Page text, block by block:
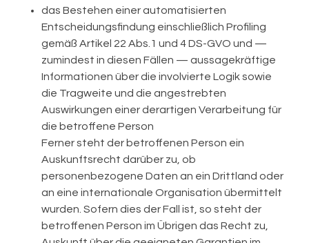
das Bestehen einer automatisierten
Entscheidungsfindung einschließlich Profiling
gemäß Artikel 22 Abs.1 und 4 DS-GVO und —
zumindest in diesen Fällen — aussagekräftige
Informationen über die involvierte Logik sowie
die Tragweite und die angestrebten
Auswirkungen einer derartigen Verarbeitung für
die betroffene Person
Ferner steht der betroffenen Person ein
Auskunftsrecht darüber zu, ob
personenbezogene Daten an ein Drittland oder
an eine internationale Organisation übermittelt
wurden. Sofern dies der Fall ist, so steht der
betroffenen Person im Übrigen das Recht zu,